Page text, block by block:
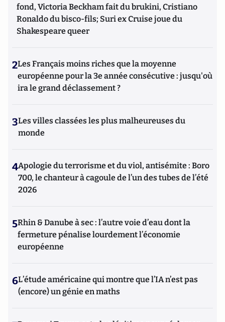
fond, Victoria Beckham fait du brukini, Cristiano
Ronaldo du bisco-fils; Suri ex Cruise joue du
Shakespeare queer
2Les Français moins riches que la moyenne
européenne pour la 3e année consécutive : jusqu'où
ira le grand déclassement ?
3Les villes classées les plus malheureuses du
monde
4Apologie du terrorisme et du viol, antisémite : Boro
700, le chanteur à cagoule de l’un des tubes de l’été
2026
5Rhin & Danube à sec : l’autre voie d’eau dont la
fermeture pénalise lourdement l’économie
européenne
6L’étude américaine qui montre que l’IA n’est pas
(encore) un génie en maths